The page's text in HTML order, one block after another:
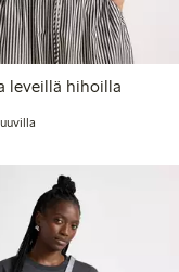
leveillä hihoilla
€